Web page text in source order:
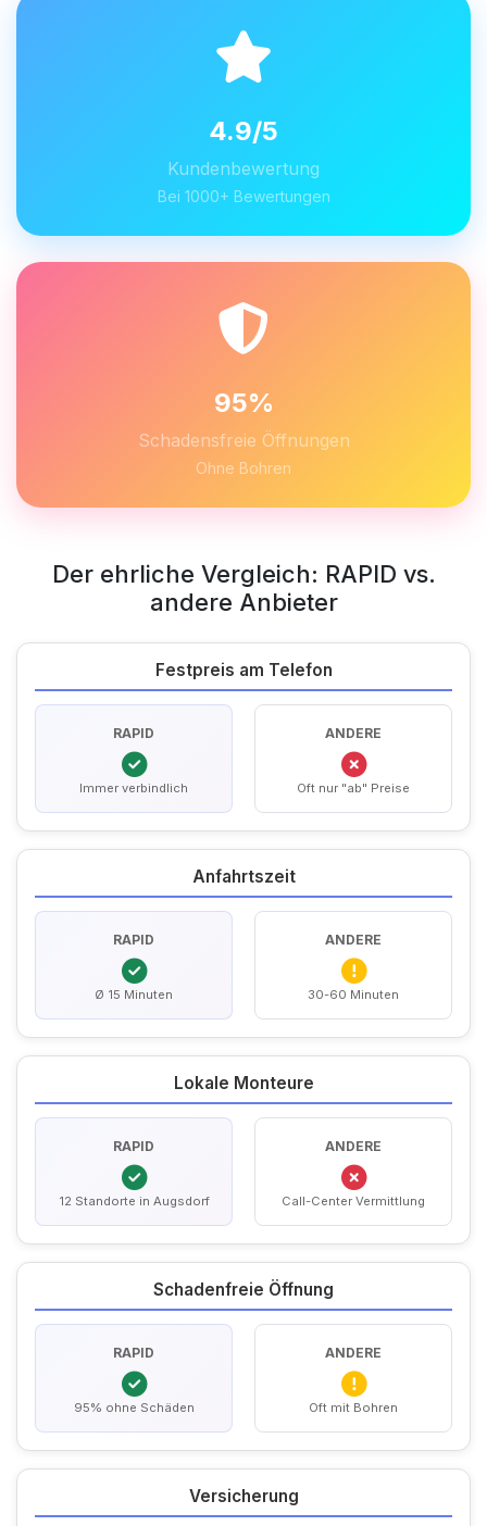
4.9/5
Kundenbewertung
Bei 1000+ Bewertungen
95%
Schadensfreie Öffnungen
Ohne Bohren
Der ehrliche Vergleich: RAPID vs.
andere Anbieter
Festpreis am Telefon
RAPID
Immer verbindlich
ANDERE
Oft nur "ab" Preise
Anfahrtszeit
RAPID
Ø 15 Minuten
ANDERE
30-60 Minuten
Lokale Monteure
RAPID
12 Standorte in Augsdorf
ANDERE
Call-Center Vermittlung
Schadenfreie Öffnung
RAPID
95% ohne Schäden
ANDERE
Oft mit Bohren
Versicherung